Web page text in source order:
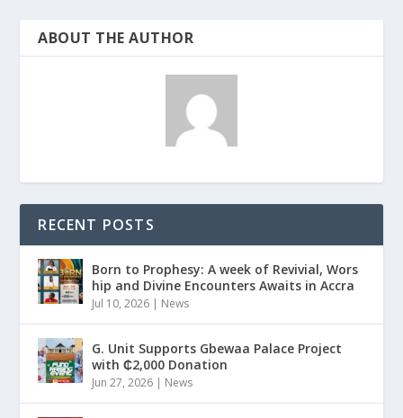
ABOUT THE AUTHOR
RECENT POSTS
Born to Prophesy: A week of Revivial, Wors
hip and Divine Encounters Awaits in Accra
Jul 10, 2026 | News
G. Unit Supports Gbewaa Palace Project
with ₵2,000 Donation
Jun 27, 2026 | News